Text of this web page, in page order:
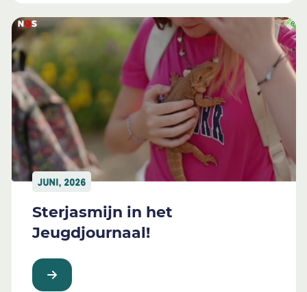
JUNI, 2026
Sterjasmijn in het
Jeugdjournaal!